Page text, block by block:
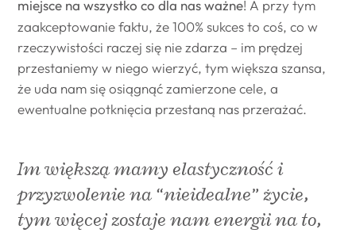
miejsce na wszystko co dla nas ważne! A przy tym
zaakceptowanie faktu, że 100% sukces to coś, co w
rzeczywistości raczej się nie zdarza – im prędzej
przestaniemy w niego wierzyć, tym większa szansa,
że uda nam się osiągnąć zamierzone cele, a
ewentualne potknięcia przestaną nas przerażać.
Im większą mamy elastyczność i
przyzwolenie na “nieidealne” życie,
tym więcej zostaje nam energii na to,